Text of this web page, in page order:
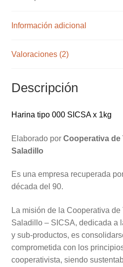
Información adicional
Valoraciones (2)
Descripción
Harina tipo 000 SICSA x 1kg
Elaborado por Cooperativade
Saladillo
Es una empresa recuperada
década del 90.
La misión de la Cooperativa
Saladillo – SICSA, dedicada a
y sub-productos, es
comprometida con los
cooperativista, siendo